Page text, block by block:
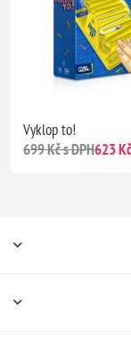
Vyklop to!
699 Kč s DPH623